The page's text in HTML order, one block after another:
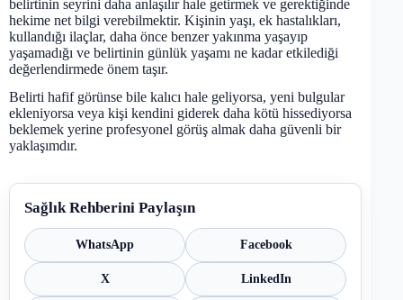
belirtinin seyrini daha anlaşılır hale getirmek ve gerektiğinde
hekime net bilgi verebilmektir. Kişinin yaşı, ek hastalıkları,
kullandığı ilaçlar, daha önce benzer yakınma yaşayıp
yaşamadığı ve belirtinin günlük yaşamı ne kadar etkilediği
değerlendirmede önem taşır.
Belirti hafif görünse bile kalıcı hale geliyorsa, yeni bulgular
ekleniyorsa veya kişi kendini giderek daha kötü hissediyorsa
beklemek yerine profesyonel görüş almak daha güvenli bir
yaklaşımdır.
Sağlık Rehberini Paylaşın
WhatsApp Facebook
X LinkedIn